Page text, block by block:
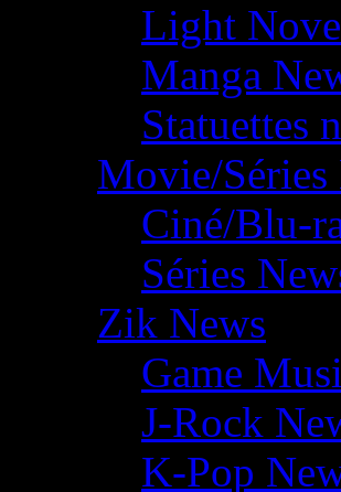
Light
Manga
Statuettes
Movie/Séries
Ciné/Blu-
Séries
Zik News
Game
J-Rock
K-Pop